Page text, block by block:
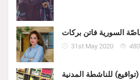
السورية فاتن بركات
31st May 2020
للناشطة المدنية